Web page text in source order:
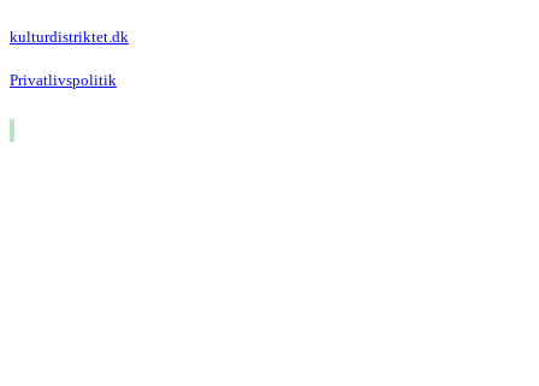
kulturdistriktet.dk
Privatlivspolitik